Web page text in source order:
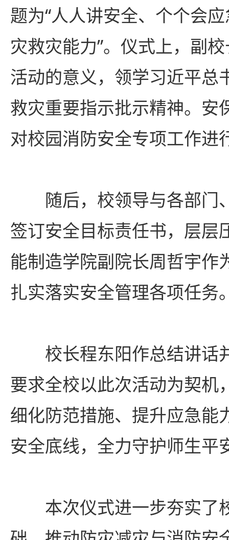
题为“人人讲安全、个个会
灾救灾能力”。仪式上，副
活动的意义，领学习近平总
救灾重要指示批示精神。安
对校园消防安全专项工作进
随后，校领导与各部门
签订安全目标责任书，层层
能制造学院副院长周哲宇作
扎实落实安全管理各项任务
校长程东阳作总结讲话
要求全校以此次活动为契机
细化防范措施、提升应急能
安全底线，全力守护师生平
本次仪式进一步夯实了